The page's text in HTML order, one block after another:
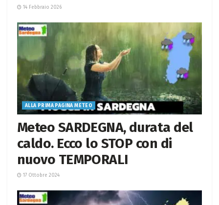
14 Febbraio 2026
ALLA PRIMA PAGINA METEO
Meteo SARDEGNA, durata del
caldo. Ecco lo STOP con di
nuovo TEMPORALI
17 Ottobre 2024